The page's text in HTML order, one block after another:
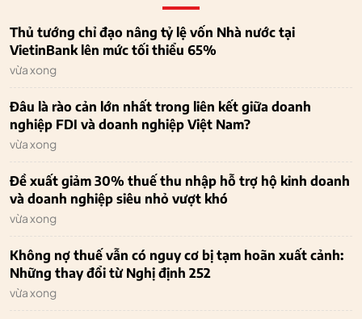
Thủ tướng chỉ đạo nâng tỷ lệ vốn Nhà nước tại
VietinBank lên mức tối thiểu 65%
vừa xong
Đâu là rào cản lớn nhất trong liên kết giữa doanh
nghiệp FDI và doanh nghiệp Việt Nam?
vừa xong
Đề xuất giảm 30% thuế thu nhập hỗ trợ hộ kinh doanh
và doanh nghiệp siêu nhỏ vượt khó
vừa xong
Không nợ thuế vẫn có nguy cơ bị tạm hoãn xuất cảnh:
Những thay đổi từ Nghị định 252
vừa xong